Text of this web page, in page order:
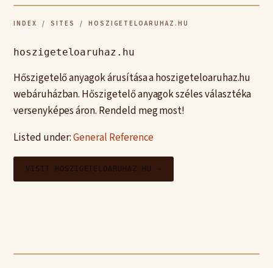
INDEX / SITES / HOSZIGETELOARUHAZ.HU
hoszigeteloaruhaz.hu
Hőszigetelő anyagok árusítása a hoszigeteloaruhaz.hu
webáruházban. Hőszigetelő anyagok széles választéka
versenyképes áron. Rendeld meg most!
Listed under:General Reference
VISIT HOSZIGETELOARUHAZ.HU →